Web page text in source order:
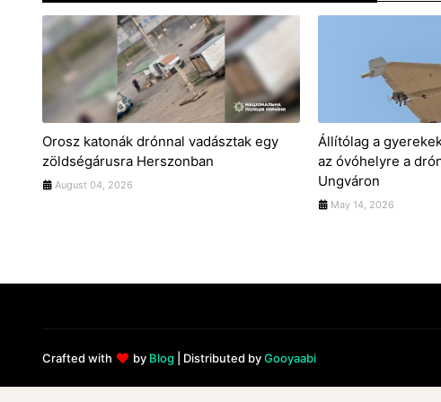
Orosz katonák drónnal vadásztak egy
zöldségárusra Herszonban
August 04, 2026
Állítólag a
az óvóhelyre a
Ungváron
May 14, 2026
Crafted with by Blog | Distributed byGooyaabi